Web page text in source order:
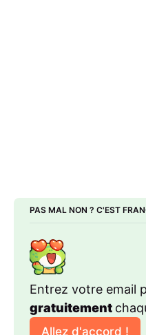
PAS MAL NON ? C'EST
gratuitement
Allez d'accord !